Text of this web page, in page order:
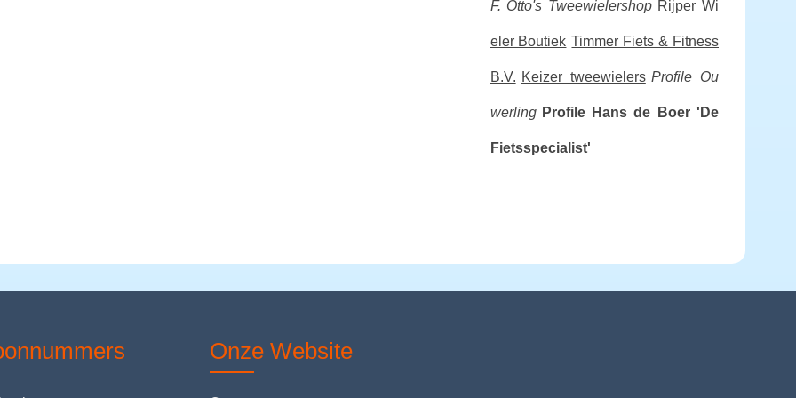
F. Otto's Tweewielershop Rijper Wi
eler Boutiek Timmer Fiets & Fitness
B.V. Keizer tweewielers Profile Ou
werling Profile Hans de Boer 'De
Fietsspecialist'
Onze Website